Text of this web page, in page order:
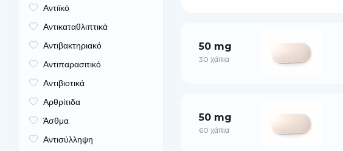
Αντιϊκό
Αντικαταθλιπτικά
Αντιβακτηριακό
Αντιπαρασιτικό
Αντιβιοτικά
Αρθρίτιδα
Άσθμα
Αντισύλληψη
50 mg
30 χάπια
50 mg
60 χάπια